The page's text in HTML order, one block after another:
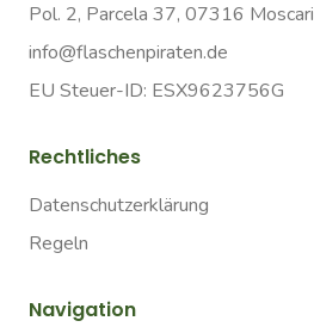
Pol. 2, Parcela 37, 07316 Moscari
info@flaschenpiraten.de
EU Steuer-ID: ESX9623756G
Rechtliches
Datenschutzerklärung
Regeln
Navigation